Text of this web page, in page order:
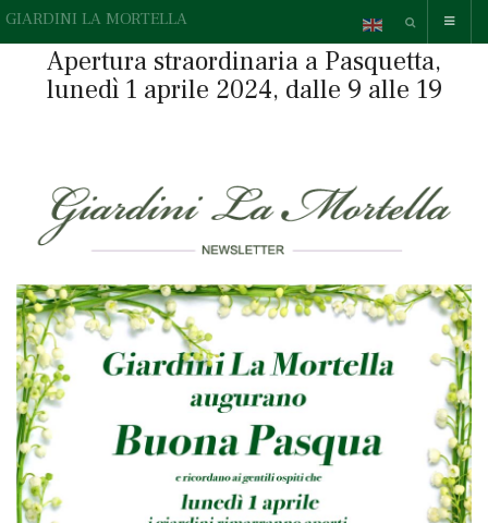
GIARDINI LA MORTELLA
Apertura straordinaria a Pasquetta,
lunedì 1 aprile 2024, dalle 9 alle 19